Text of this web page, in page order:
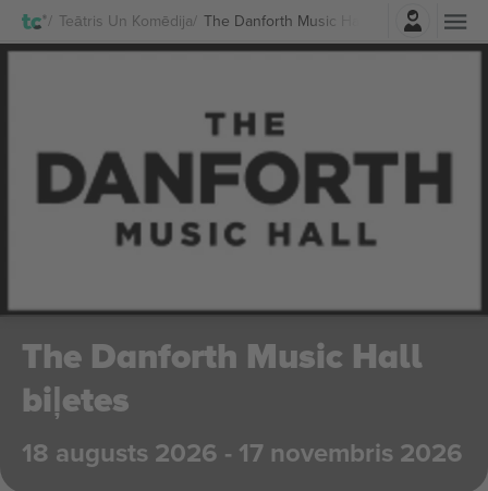
Teātris Un Komēdija The Danforth Music Hall Biļetes
Pierakstīties
The Danforth Music Hall
biļetes
18 augusts 2026 - 17 novembris 2026